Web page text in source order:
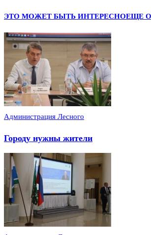
ЭТО МОЖЕТ БЫТЬ ИНТЕРЕСНОЕЩЕ
Администрация Лесного
Городу нужны жители